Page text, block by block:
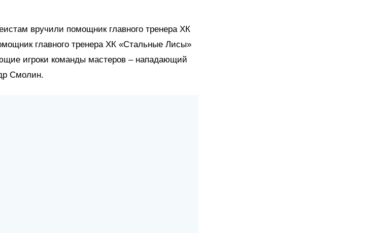
вручили помощник главного тренера ХК
главного тренера ХК «Стальные Лисы»
игроки команды мастеров – нападающий
Смолин.